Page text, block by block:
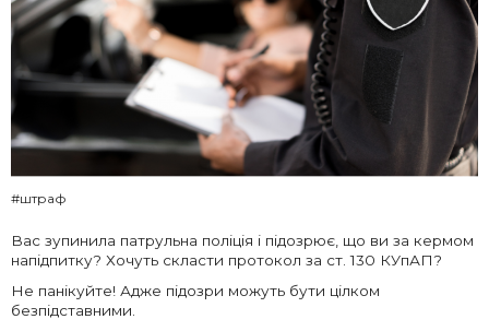
#штраф
Вас зупинила патрульна поліція і підозрює, що ви за кермом
напідпитку? Хочуть скласти протокол за ст. 130 КУпАП?
Не панікуйте! Адже підозри можуть бути цілком
безпідставними.